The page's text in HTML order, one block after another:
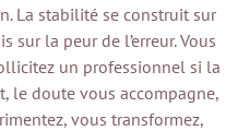
La stabilité se construit sur
sur la peur de l’erreur. Vous
un professionnel si la
le doute vous accompagne,
vous transformez,